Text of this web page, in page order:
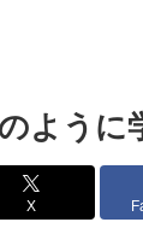
ように
X